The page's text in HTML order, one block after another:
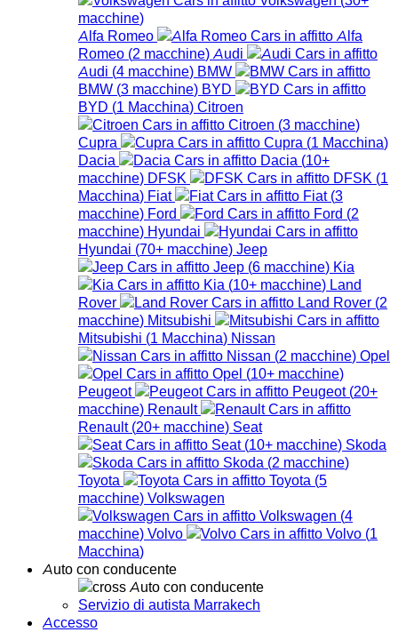
macchine)
Alfa Romeo
Alfa
Romeo (2 macchine) Audi
Audi (4 macchine) BMW
BMW (3 macchine) BYD
BYD (1 Macchina) Citroen
Citroen (3 macchine)
Cupra
Cupra (1 Macchina)
Dacia
Dacia (10+
macchine) DFSK DFSK (1
Macchina) Fiat Fiat (3
macchine) Ford Ford (2
macchine) Hyundai
Hyundai (70+ macchine) Jeep
Jeep (6 macchine) Kia
Kia (10+ macchine) Land
Rover
Land Rover (2
macchine) Mitsubishi
Mitsubishi (1 Macchina) Nissan
Nissan (2 macchine) Opel
Opel (10+ macchine)
Peugeot
Peugeot (20+
macchine) Renault
Renault (20+ macchine) Seat
Seat (10+ macchine) Skoda
Skoda (2 macchine)
Toyota
Toyota (5
macchine) Volkswagen
Volkswagen (4
macchine) Volvo Volvo (1
Macchina)
Auto con conducente
Auto con conducente
Servizio di autista Marrakech
Accesso